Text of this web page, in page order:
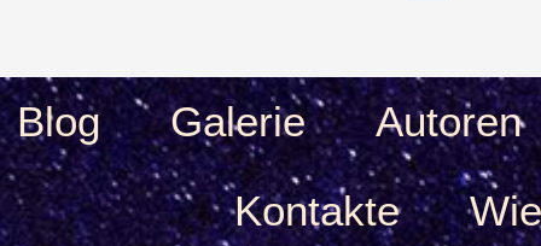
Blog Galerie
Autoren
Kontakte